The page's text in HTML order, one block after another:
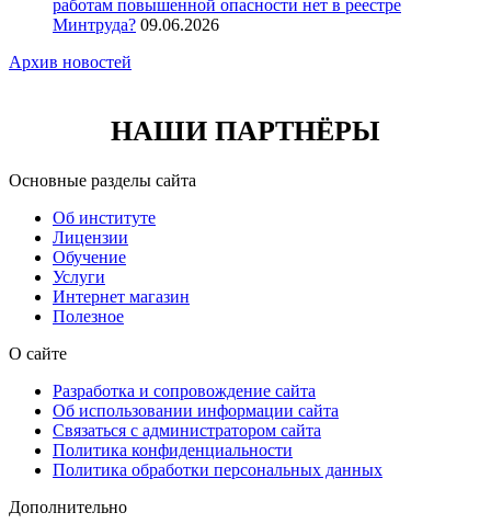
работам повышенной опасности нет в реестре
Минтруда? 09.06.2026
Архив новостей
НАШИ ПАРТНЁРЫ
Основные разделы сайта
Об институте
Лицензии
Обучение
Услуги
Интернет магазин
Полезное
О сайте
Разработка и сопровождение сайта
Об использовании информации сайта
Связаться с администратором сайта
Политика конфиденциальности
Политика обработки персональных данных
Дополнительно